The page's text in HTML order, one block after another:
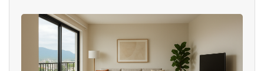
gỗ công nghiệp uy tín, được nhiều khách hàng gia đình,
khách sạn, showroom và văn phòng tin dùng.